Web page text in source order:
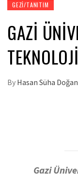
GEZI/TANITIM
GAZI
By Hasan Süha Doğan
Gazi